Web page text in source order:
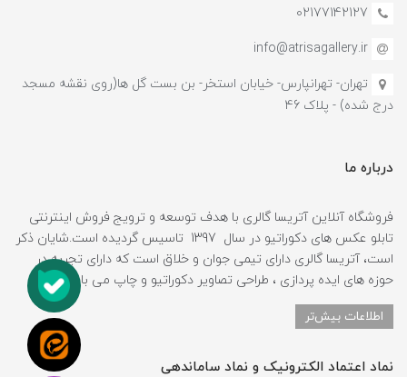
02177142127
info@atrisagallery.ir
تهران- تهرانپارس- خیابان استخر- بن بست گل ها(روی نقشه مسجد
درج شده) - پلاک 46
درباره ما
فروشگاه آنلاین آتریسا گالری با هدف توسعه و ترویج فروش اینترنتی
تابلو عکس های دکوراتیو در سال 1397 تاسیس گردیده است.شایان ذکر
است، آتریسا گالری دارای تیمی جوان و خلاق است که دارای تجربه در
حوزه های ایده پردازی ، طراحی تصاویر دکوراتیو و چاپ می باشد.
اطلاعات بیش‌تر
نماد اعتماد الکترونیک و نماد ساماندهی